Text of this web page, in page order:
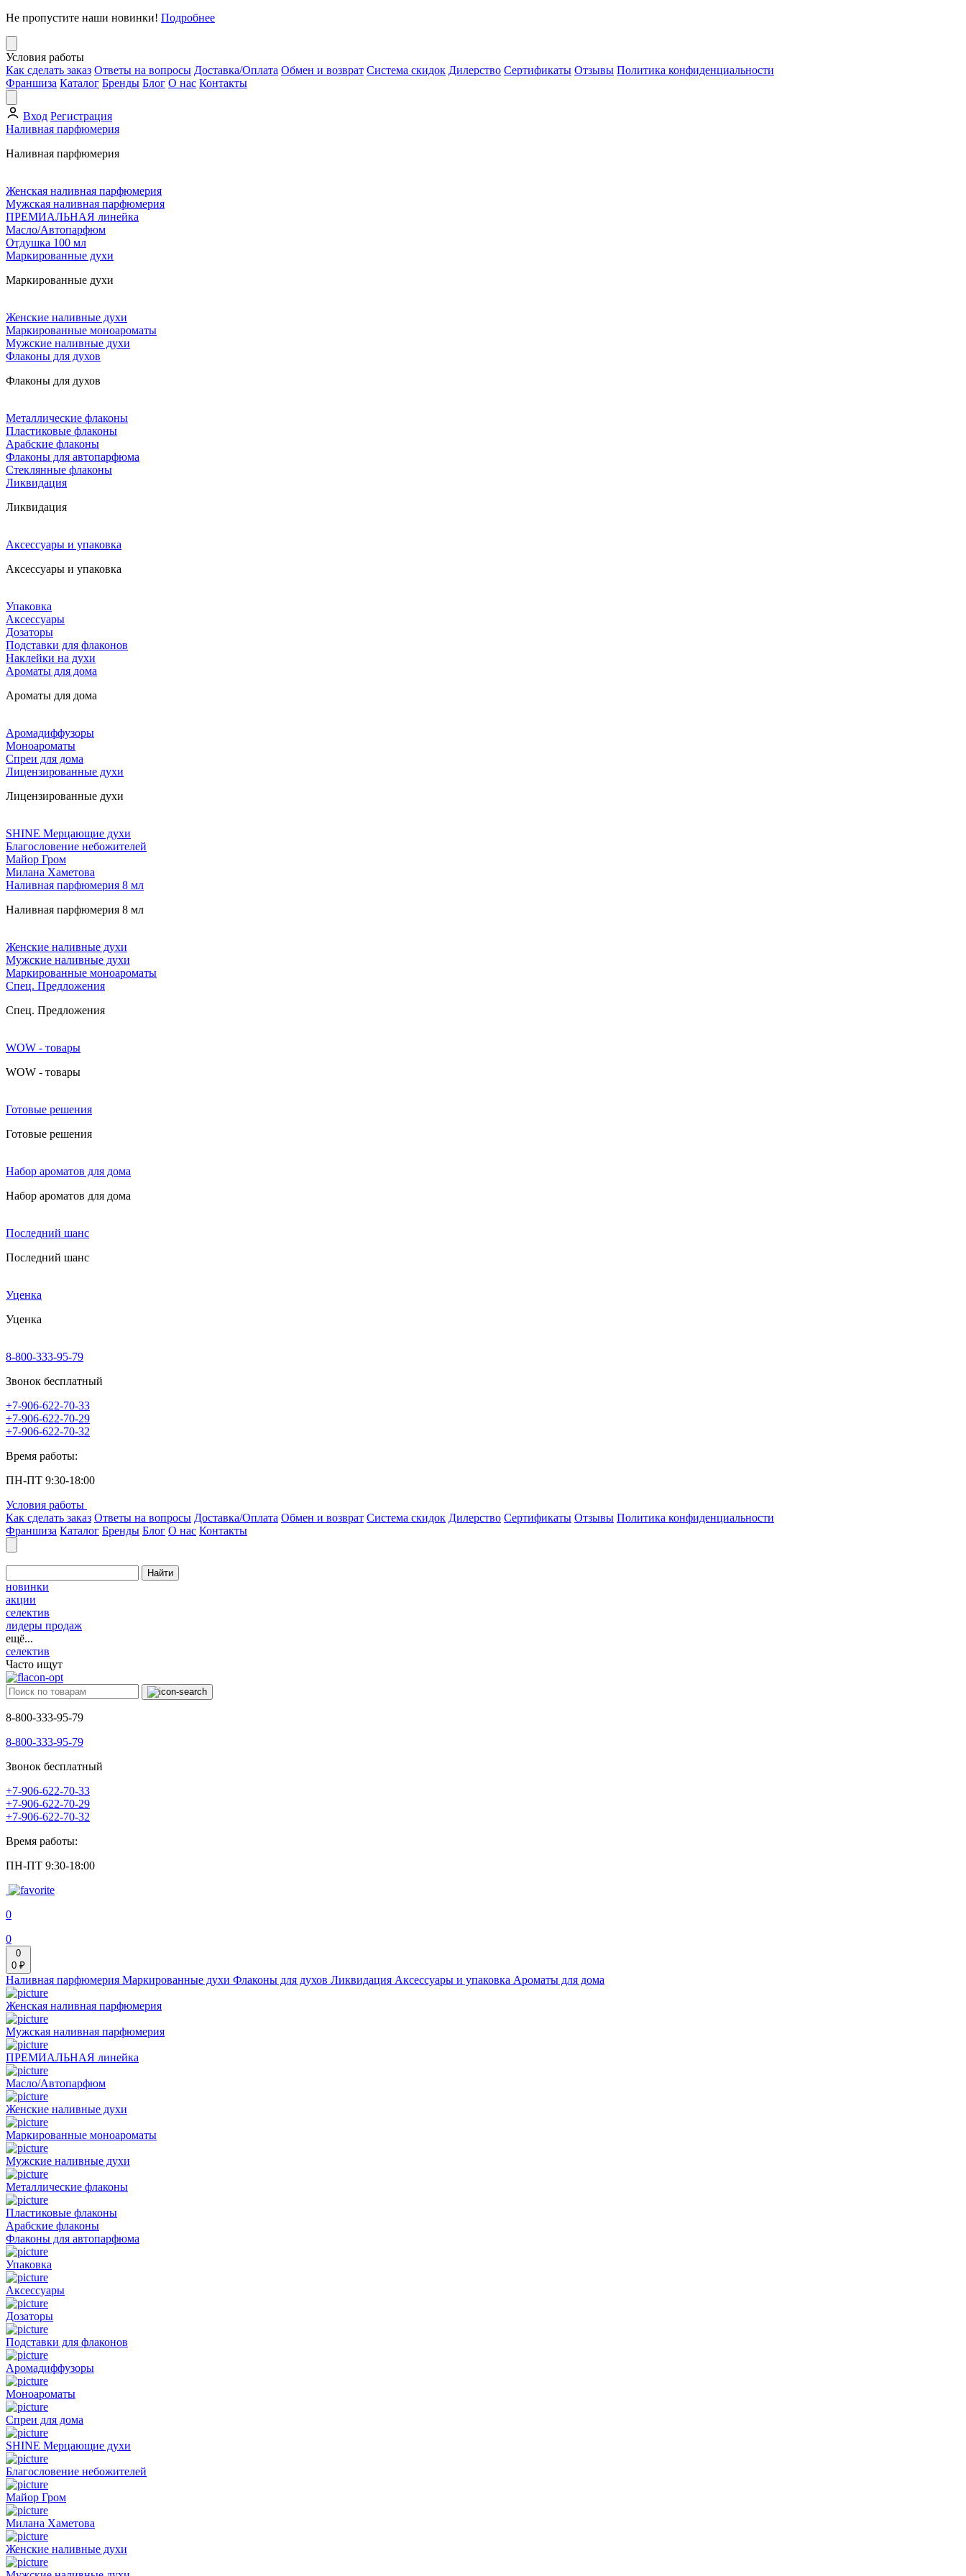
Не пропустите наши новинки! Подробнее
Условия работы
Как сделать заказ Ответы на вопросы Доставка/Оплата Обмен и возврат Система скидок Дилерство Сертификаты Отзывы Политика конфиденциальности
Франшиза Каталог Бренды Блог О нас Контакты
Вход Регистрация
Наливная парфюмерия
Наливная парфюмерия
Женская наливная парфюмерия
Мужская наливная парфюмерия
ПРЕМИАЛЬНАЯ линейка
Масло/Автопарфюм
Отдушка 100 мл
Маркированные духи
Маркированные духи
Женские наливные духи
Маркированные моноароматы
Мужские наливные духи
Флаконы для духов
Флаконы для духов
Металлические флаконы
Пластиковые флаконы
Арабские флаконы
Флаконы для автопарфюма
Стеклянные флаконы
Ликвидация
Ликвидация
Аксессуары и упаковка
Аксессуары и упаковка
Упаковка
Аксессуары
Дозаторы
Подставки для флаконов
Наклейки на духи
Ароматы для дома
Ароматы для дома
Аромадиффузоры
Моноароматы
Спреи для дома
Лицензированные духи
Лицензированные духи
SHINE Мерцающие духи
Благословение небожителей
Майор Гром
Милана Хаметова
Наливная парфюмерия 8 мл
Наливная парфюмерия 8 мл
Женские наливные духи
Мужские наливные духи
Маркированные моноароматы
Cпец. Предложения
Cпец. Предложения
WOW - товары
WOW - товары
Готовые решения
Готовые решения
Набор ароматов для дома
Набор ароматов для дома
Последний шанс
Последний шанс
Уценка
Уценка
8-800-333-95-79
Звонок бесплатный
+7-906-622-70-33
+7-906-622-70-29
+7-906-622-70-32
Время работы:
ПН-ПТ 9:30-18:00
Условия работы
Как сделать заказ Ответы на вопросы Доставка/Оплата Обмен и возврат Система скидок Дилерство Сертификаты Отзывы Политика конфиденциальности
Франшиза Каталог Бренды Блог О нас Контакты
Найти
новинки
акции
селектив
лидеры продаж
ещё...
селектив
Часто ищут
8-800-333-95-79
8-800-333-95-79
Звонок бесплатный
+7-906-622-70-33
+7-906-622-70-29
+7-906-622-70-32
Время работы:
ПН-ПТ 9:30-18:00
0
0
0
0 ₽
Наливная парфюмерия Маркированные духи Флаконы для духов Ликвидация Аксессуары и упаковка Ароматы для дома
Женская наливная парфюмерия
Мужская наливная парфюмерия
ПРЕМИАЛЬНАЯ линейка
Масло/Автопарфюм
Женские наливные духи
Маркированные моноароматы
Мужские наливные духи
Металлические флаконы
Пластиковые флаконы
Арабские флаконы
Флаконы для автопарфюма
Упаковка
Аксессуары
Дозаторы
Подставки для флаконов
Аромадиффузоры
Моноароматы
Спреи для дома
SHINE Мерцающие духи
Благословение небожителей
Майор Гром
Милана Хаметова
Женские наливные духи